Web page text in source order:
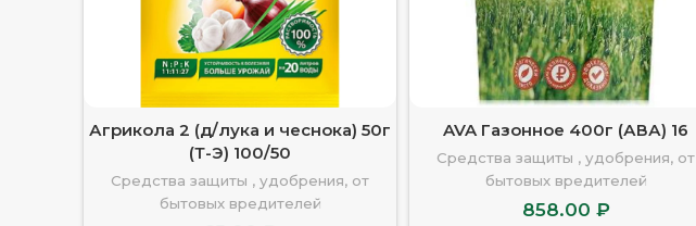
Агрикола 2 (д/лука и чеснока) 50г
(Т-Э) 100/50
Средства защиты , удобрения, от
бытовых вредителей
AVA Газонное 400г (АВА) 16
Средства защиты , удобрения, от
бытовых вредителей
858.00 ₽